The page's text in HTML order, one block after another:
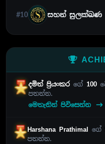
#10 සහන් සුලක්ඛණ
දමිත් ප්‍රියංකරගේ 100
පතන්න.
මෙතැනින් පිවිසෙන්න
Harshana Prathimal ගේ
පතන්න.